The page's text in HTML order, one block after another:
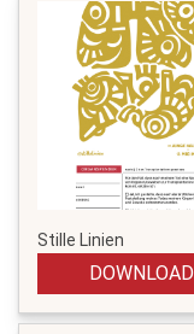
Stille Linien
DOWNLOAD